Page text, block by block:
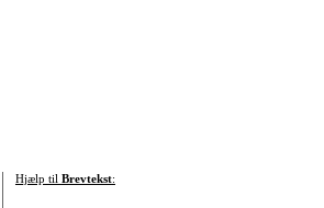
Hjælp til Brevtekst: